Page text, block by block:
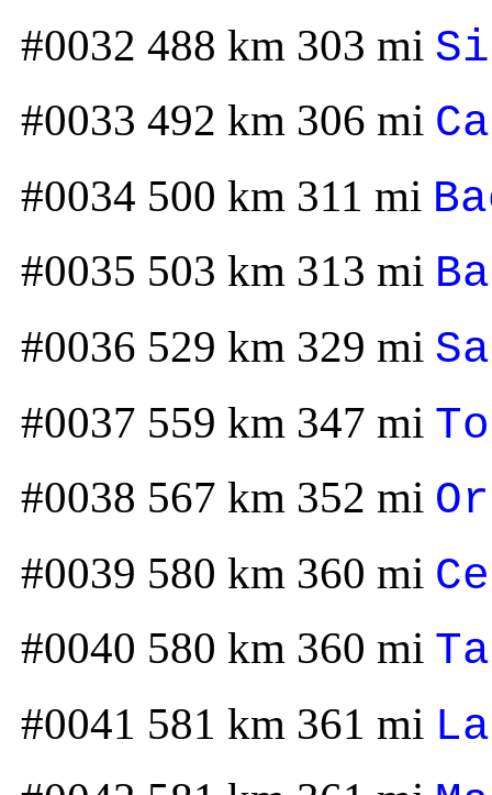
#0032 488 km 303 mi
#0033 492 km 306 mi
#0034 500 km 311 mi
#0035 503 km 313 mi
#0036 529 km 329 mi
#0037 559 km 347 mi
#0038 567 km 352 mi
#0039 580 km 360 mi
#0040 580 km 360 mi
#0041 581 km 361 mi